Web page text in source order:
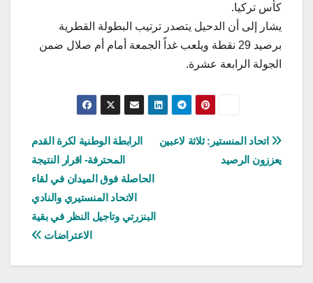
كأس تركيا.
يشار إلى أن الدحيل يتصدر ترتيب البطولة القطرية
برصيد 29 نقطة ويلعب غداً الجمعة أمام أم صلال ضمن
الجولة الرابعة عشرة.
تصفّح
المقالات
الرابطة الوطنية لكرة القدم
المحترفة- اقرار النتيجة
الحاصلة فوق الميدان في لقاء
الاتحاد المنستيري والنادي
البنزرتي وتاجيل النظر في بقية
الاعتراضات
اتحاد المنستير: ثلاثة لاعبين
يعززون الرصيد